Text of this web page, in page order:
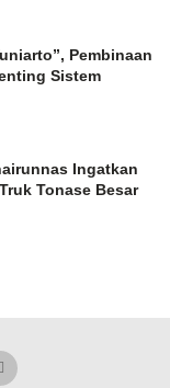
Pembinaan
Sistem
Ingatkan
Tonase Besar